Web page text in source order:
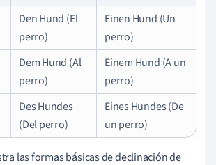
Den Hund (El
perro)
Einen Hund (Un
perro)
Dem Hund (Al
perro)
Einem Hund (A un
perro)
Des Hundes
(Del perro)
Eines Hundes (De
un perro)
las formas básicas de declinación de